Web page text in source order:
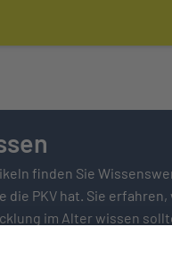
finden Sie
die PKV hat. Sie
im Alter wissen